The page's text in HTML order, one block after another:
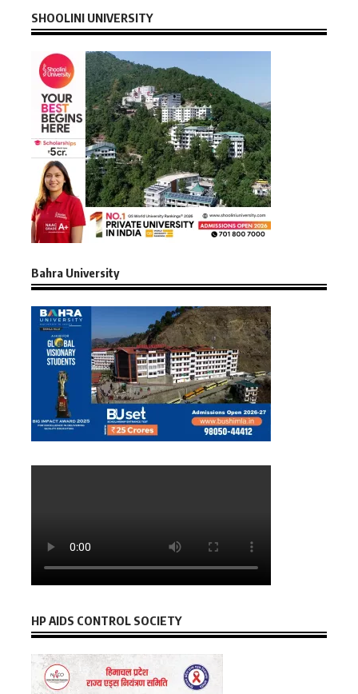
SHOOLINI UNIVERSITY
Bahra University
HP AIDS CONTROL SOCIETY